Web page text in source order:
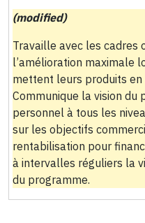
(modified)
Travaille avec les cadres
l’amélioration maximale
mettent leurs produits
Communique la vision du
personnel à tous les
sur les objectifs
rentabilisation pour
à intervalles réguliers la
du programme.